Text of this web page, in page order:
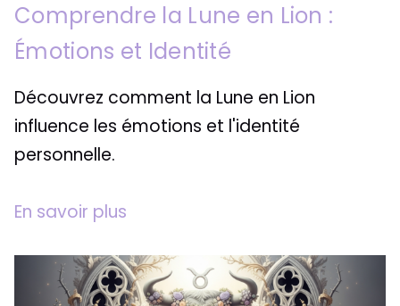
Comprendre la Lune en Lion :
Émotions et Identité
Découvrez comment la Lune en Lion
influence les émotions et l'identité
personnelle.
En savoir plus